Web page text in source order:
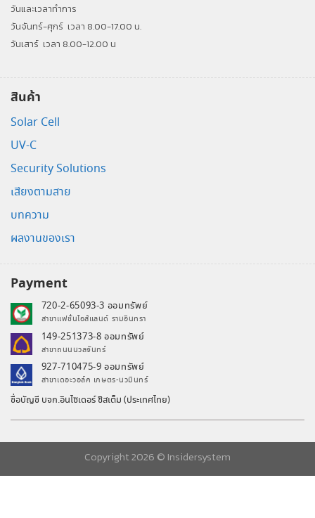
วันและเวลาทำการ
วันจันทร์-ศุกร์ เวลา 8.00-17.00 น.
วันเสาร์ เวลา 8.00-12.00 น
สินค้า
Solar Cell
UV-C
Security Solutions
เสียงตามสาย
บทความ
ผลงานของเรา
Payment
720-2-65093-3 ออมทรัพย์
สาขาแฟชั่นไอส์แลนด์ รามอินทรา
149-251373-8 ออมทรัพย์
สาขาถนนนวลจันทร์
927-710475-9 ออมทรัพย์
สาขาเดอะวอล์ค เกษตร-นวมินทร์
ชื่อบัญชี บจก.อินไซเดอร์ ซิสเต็ม (ประเทศไทย)
Copyright 2026 © Insidersystem